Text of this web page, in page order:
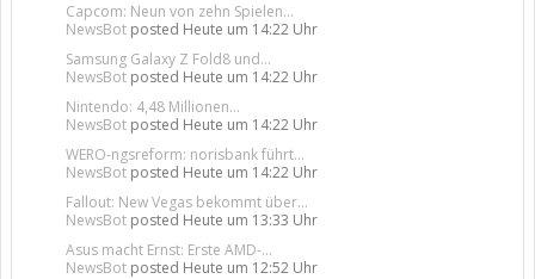
Capcom: Neun von zehn Spielen...
NewsBot posted Heute um 14:22 Uhr
Samsung Galaxy Z Fold8 und...
NewsBot posted Heute um 14:22 Uhr
Nintendo: 4,48 Millionen...
NewsBot posted Heute um 14:22 Uhr
WERO-ngsreform: norisbank führt...
NewsBot posted Heute um 14:22 Uhr
Fallout: New Vegas bekommt über...
NewsBot posted Heute um 13:33 Uhr
Asus macht Ernst: Erste AMD-...
NewsBot posted Heute um 12:52 Uhr